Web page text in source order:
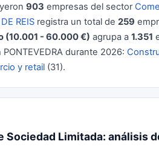
903 empresas del sector
REIS registra un total de 259
(10.001 - 60.000 €) agrupa a 1.351
durante 2026:
y retail (31).
Sociedad Limitada: análisis